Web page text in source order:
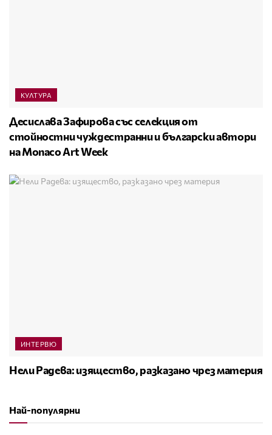
КУЛТУРА
Десислава Зафирова със селекция от
стойностни чуждестранни и български автори
на Monaco Art Week
ИНТЕРВЮ
Нели Радева: изящество, разказано чрез материя
Най-популярни